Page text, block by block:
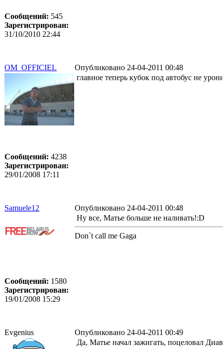
Сообщений: 545
Зарегистрирован:
31/10/2010 22:44
OM_OFFICIEL Опубликовано 24-04-2011 00:48
Сообщений: 4238
Зарегистрирован:
29/01/2008 17:11
главное теперь кубок под автобус не
Samuele12 Опубликовано 24-04-2011 00:48
Сообщений: 1580
Зарегистрирован:
19/01/2008 15:29
Ну все, Матье больше не наливать!:D
Don`t call me Gaga
Evgenius Опубликовано 24-04-2011 00:49
Да, Матье начал зажигать, поцеловал